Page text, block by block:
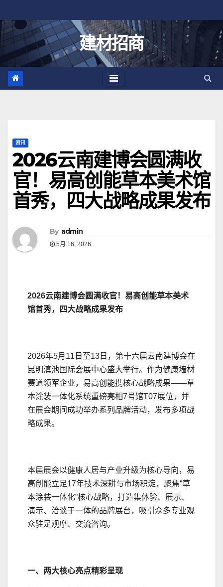
至
建材招商
资讯
2026云南建博会圆满收
官！易高创能草本美术馆
首秀，四大战略成果发布
By admin
5月 16, 2026
2026云南建博会圆满收官！易高创能草本美术
馆首秀，四大战略成果发布
2026年5月11日至13日，第十六届云南建博会在
昆明滇池国际会展中心盛大举行。作为健康墙材
赛道领军企业，易高创能携核心战略成果——草
本涂装一体化系统重磅亮相7号馆T07展位，并
在展会期间成功举办系列品牌活动，发布多项战
略成果。
本届展会以健康人居与产业升级为核心导向，易
高创能立足17年技术深耕与市场积淀，聚焦“草
本涂装一体化”核心战略，打造集体验、展示、
演示、洽谈于一体的品牌展台，吸引众多专业观
众驻足观摩、交流咨询。
一、两大核心亮点精彩呈现